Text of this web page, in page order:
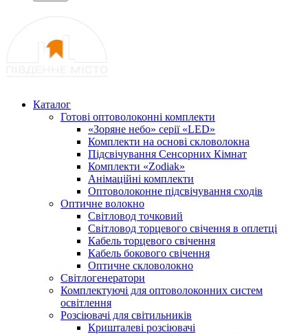
Каталог
Готові оптоволоконні комплекти
«Зоряне небо» серії «LED»
Комплекти на основі скловолокна
Підсвічування Сенсорних Кімнат
Комплекти «Zodiak»
Анімаційні комплекти
Оптоволоконне підсвічування сходів
Оптичне волокно
Світловод точковий
Світловод торцевого свічення в оплетці
Кабель торцевого свічення
Кабель бокового свічення
Оптичне скловолокно
Світлогенератори
Комплектуючі для оптоволоконних систем
освітлення
Розсіювачі для світильників
Кришталеві розсіювачі